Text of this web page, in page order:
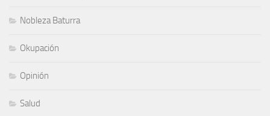
Nobleza Baturra
Okupación
Opinión
Salud